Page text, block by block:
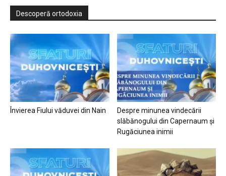
Descoperă ortodoxia
Învierea Fiului văduvei din Nain
Despre minunea vindecării
slăbănogului din Capernaum și
Rugăciunea inimii